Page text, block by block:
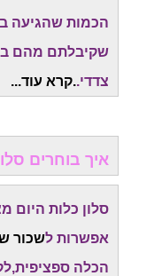
הכמות שהגיעה
שקיבלתם מהם
צדדי..קרא עוד...
איך בוחרים
סלון כלות היום
אפשרות לשכור
הכלה